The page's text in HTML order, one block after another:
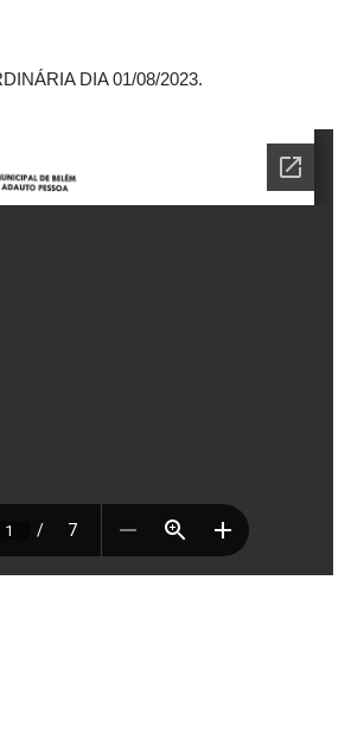
DIA 01/08/2023.